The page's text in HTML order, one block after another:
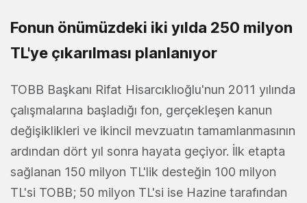
Fonun önümüzdeki iki yılda 250 milyon
TL'ye çıkarılması planlanıyor
TOBB Başkanı Rifat Hisarcıklıoğlu'nun 2011 yılında
çalışmalarına başladığı fon, gerçekleşen kanun
değişiklikleri ve ikincil mevzuatın tamamlanmasının
ardından dört yıl sonra hayata geçiyor. İlk etapta
sağlanan 150 milyon TL'lik desteğin 100 milyon
TL'si TOBB; 50 milyon TL'si ise Hazine tarafından